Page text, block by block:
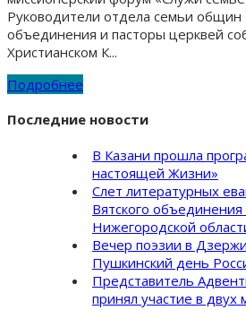
Руководители отдела семьи общин
объединения и пасторы церквей
Христианском К...
Подробнее
Последние новости
В Казани прошла
настоящей Жизни»
Слет литературных
Вятского
Нижегородской
Вечер поэзии в
Пушкинский день
Представитель
принял участие в двух